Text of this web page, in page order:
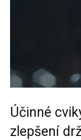
Účinné
zlepšení